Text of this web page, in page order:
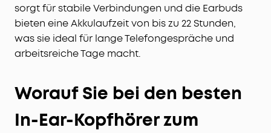
sorgt für stabile Verbindungen und die Earbuds
bieten eine Akkulaufzeit von bis zu 22 Stunden,
was sie ideal für lange Telefongespräche und
arbeitsreiche Tage macht.
Worauf Sie bei den besten
In-Ear-Kopfhörer zum